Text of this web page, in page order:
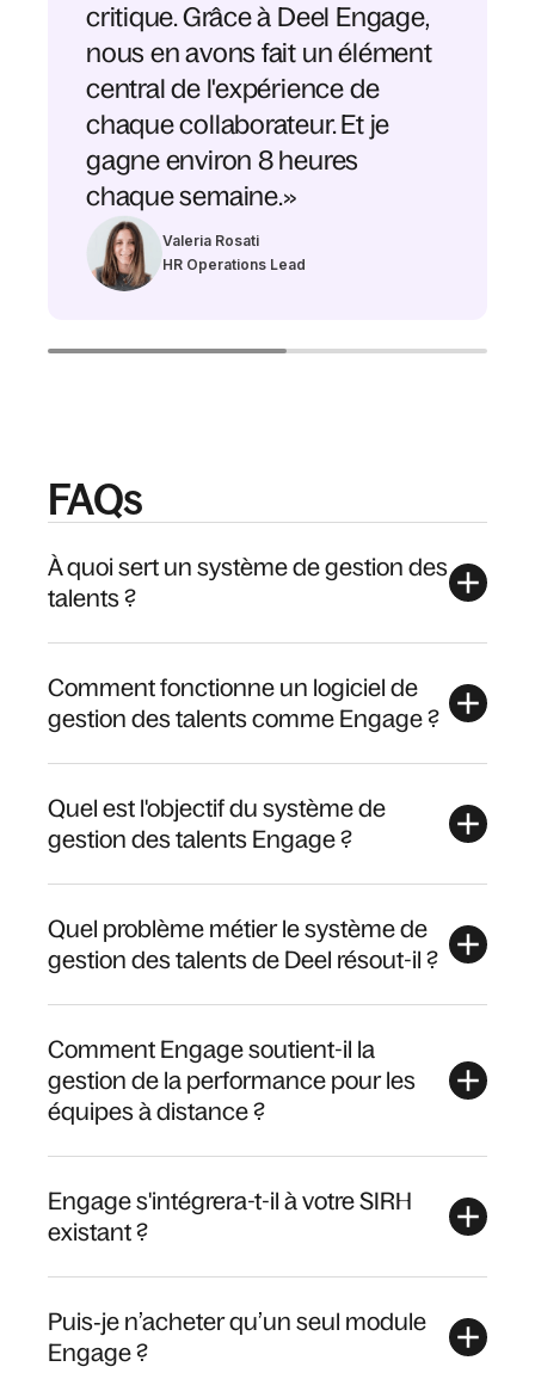
critique. Grâce à Deel Engage,
nous en avons fait un élément
central de l'expérience de
chaque collaborateur. Et je
gagne environ 8 heures
chaque semaine.»
Valeria Rosati
HR Operations Lead
FAQs
À quoi sert un système de gestion des
talents ?
Comment fonctionne un logiciel de
gestion des talents comme Engage ?
Quel est l'objectif du système de
gestion des talents Engage ?
Quel problème métier le système de
gestion des talents de Deel résout-il ?
Comment Engage soutient-il la
gestion de la performance pour les
équipes à distance ?
Engage s'intégrera-t-il à votre SIRH
existant ?
Puis‑je n’acheter qu’un seul module
Engage ?